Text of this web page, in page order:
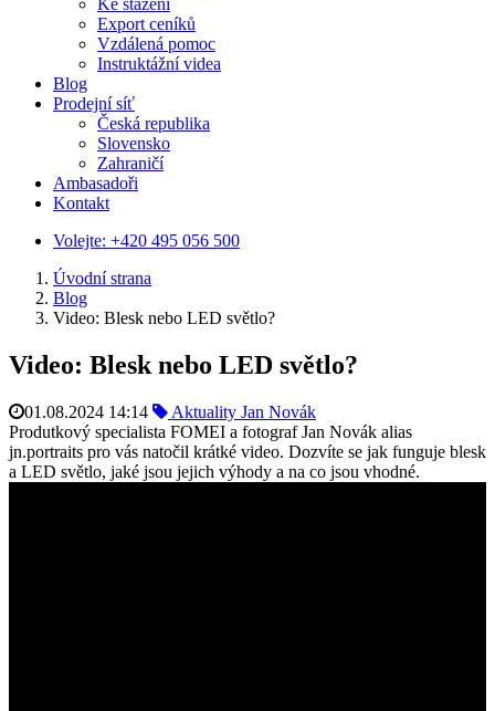
Export ceníků
Vzdálená pomoc
Instruktážní videa
Blog
Prodejní síť
Česká republika
Slovensko
Zahraničí
Ambasadoři
Kontakt
Volejte: +420 495 056 500
Úvodní strana
Blog
Video: Blesk nebo LED světlo?
Video: Blesk nebo LED světlo?
01.08.2024 14:14 Aktuality Jan Novák
Produtkový specialista FOMEI a fotograf Jan Novák alias
jn.portraits pro vás natočil krátké video. Dozvíte se jak funguje blesk
a LED světlo, jaké jsou jejich výhody a na co jsou vhodné.